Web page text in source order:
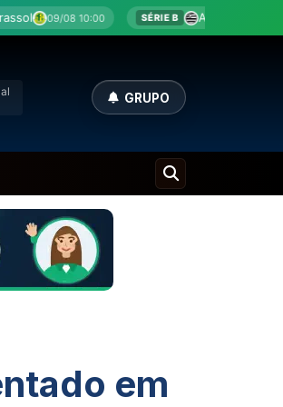
SÉRIE B Athletic x Criciúma 09/08 10:00
GRUPO
em